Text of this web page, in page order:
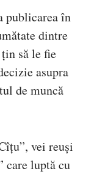
publicarea în
dintre
să le fie
asupra
de muncă
vei reuși
care luptă cu